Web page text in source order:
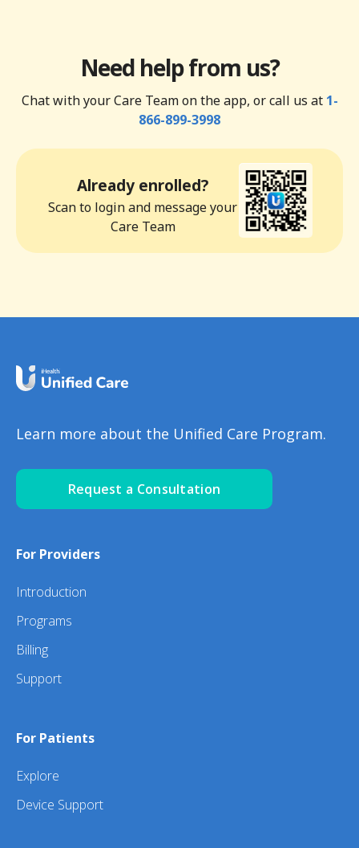
Need help from us?
Chat with your Care Team on the app, or call us at 1-
866-899-3998
Already enrolled?
Scan to login and message your
Care Team
Learn more about the Unified Care Program.
Request a Consultation
For Providers
Introduction
Programs
Billing
Support
For Patients
Explore
Device Support